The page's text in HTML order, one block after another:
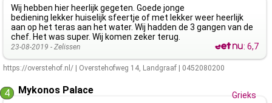
Wij hebben hier heerlijk gegeten. Goede jonge
bediening lekker huiselijk sfeertje of met lekker weer heerlijk
aan op het teras aan het water. Wij hadden de 3 gangen van de
chef. Het was super. Wij komen zeker terug.
23-08-2019 - Zelissen :6,7
https://overstehof.nl/ Overstehofweg 14, Landgraaf 0452080200
4 Mykonos Palace
Grieks